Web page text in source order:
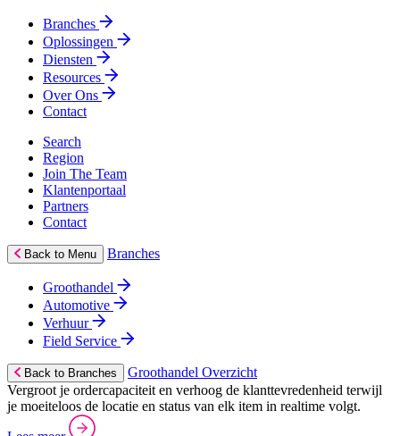
Branches
Oplossingen
Diensten
Resources
Over Ons
Contact
Search
Region
Join The Team
Klantenportaal
Partners
Contact
Back to Menu Branches
Groothandel
Automotive
Verhuur
Field Service
Back to Branches
Groothandel Overzicht
Vergroot je ordercapaciteit en verhoog de klanttevredenheid terwijl
je moeiteloos de locatie en status van elk item in realtime volgt.